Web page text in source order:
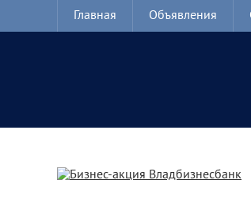
Главная Объявления